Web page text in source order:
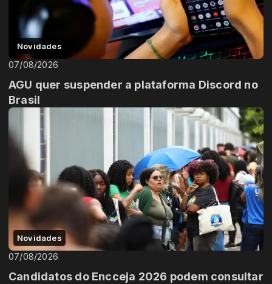
Novidades
07/08/2026
AGU quer suspender a plataforma Discord no
Brasil
Novidades
07/08/2026
Candidatos do Encceja 2026 podem consultar